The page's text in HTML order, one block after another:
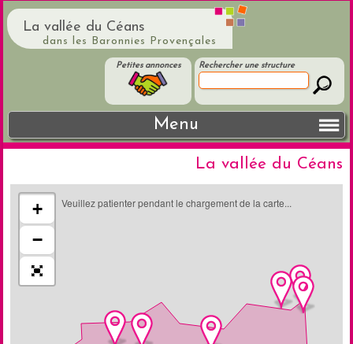
La vallée du Céans
dans les Baronnies Provençales
Rechercher une structure
Petites annonces
Menu
La vallée du Céans
Veuillez patienter pendant le chargement de la carte...
+
−